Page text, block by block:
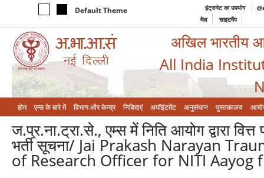
Default Theme इंट्रानेट का उपयोग
मेल
साइटमैप
अखिल भारतीय
All India
होम एम्‍स के बारे में विभाग और केन्‍द्र निविदाएं अपॉइंटमेंट अनुसंधान पुस्तकालय
ज.प्र.ना.ट्रा.से., एम्स में निति आयोग द्वारा
भर्ती सूचना/ Jai Prakash Narayan
of Research Officer for NITI